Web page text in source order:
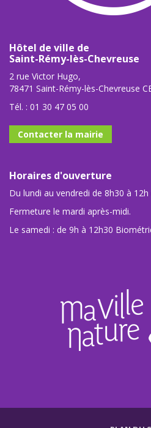
Hôtel de ville de
Saint-Rémy-lès-Chevreuse
2 rue Victor Hugo,
78471 Saint-Rémy-lès-Chevreuse
Tél. : 01 30 47 05 00
Contacter la mairie
Horaires d'ouverture
Du lundi au vendredi de 8h30 à
Fermeture le mardi après-midi.
Le samedi : de 9h à 12h30